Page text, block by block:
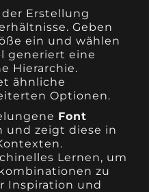
Erstellung
Geben
ein und wählen
generiert eine
Hierarchie.
ähnliche
Optionen.
Font
und zeigt diese in
Lernen, um
zu
Inspiration und